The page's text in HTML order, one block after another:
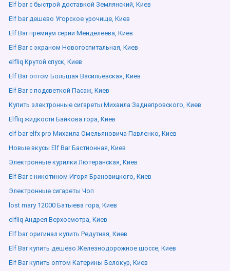
Elf bar с быстрой доставкой Землянский, Киев
Elf bar дешево Угорское урочище, Киев
Elf Bar премиум серии Менделеева, Киев
Elf Bar с экраном Новогоспитальная, Киев
elfliq Крутой спуск, Киев
Elf Bar оптом Большая Васильевская, Киев
Elf Bar с подсветкой Пасаж, Киев
Купить электронные сигареты Михаила Заднепровского, Киев
Elfliq жидкости Байкова гора, Киев
elf bar elfx pro Михаила Омельяновича-Павленко, Киев
Новые вкусы Elf Bar Бастионная, Киев
Электронные курилки Лютеранская, Киев
Elf Bar с никотином Игоря Брановицкого, Киев
Электронные сигареты Чоп
lost mary 12000 Батыева гора, Киев
elfliq Андрея Верхосмотра, Киев
Elf bar оригинал купить Редутная, Киев
Elf Bar купить дешево Железнодорожное шоссе, Киев
Elf Bar купить оптом Катерины Белокур, Киев